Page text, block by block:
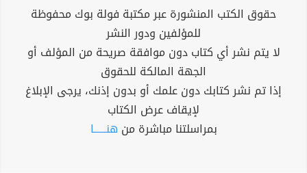
حقوق الكتب المنشورة عبر مكتبة فولة بوك محفوظة
للمؤلفين ودور النشر
لا يتم نشر أي كتاب دون موافقة صريحة من المؤلف أو
الجهة المالكة للحقوق
إذا تم نشر كتابك دون علمك أو بدون إذنك، يرجى الإبلاغ
لإيقاف عرض الكتاب
بمراسلتنا مباشرة من هنــــــا